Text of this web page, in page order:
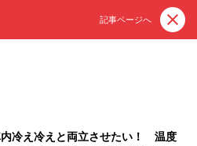
記事ページへ
冷え冷えと両立させたい！ 温度